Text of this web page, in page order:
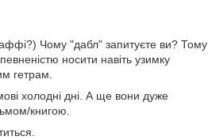
Чому "дабл" запитуєте ви? Тому
носити навіть узимку
гетрам.
холодні дні. А ще вони дуже
книгою.